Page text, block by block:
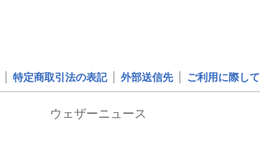
特定商取引法の表記 外部送信先 ご利用に際して
ウェザーニュース